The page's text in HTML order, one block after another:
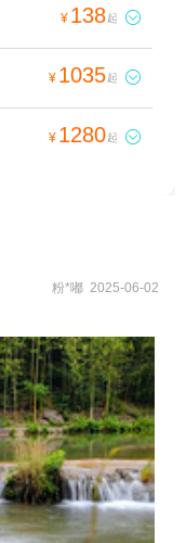
¥ 138起 
¥ 1035起 
¥ 1280起 
粉*嘟 2025-06-02